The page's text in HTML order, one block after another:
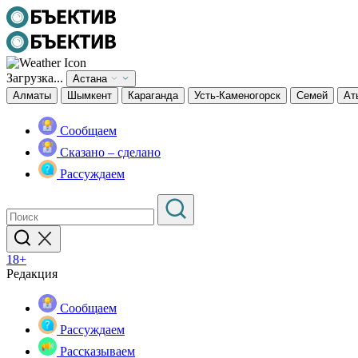
Загрузка...
Астана
Алматы
Шымкент Караганда Усть-Каменогорск Семей
Сообщаем
Сказано – сделано
Рассуждаем
18+
Редакция
Сообщаем
Рассуждаем
Рассказываем